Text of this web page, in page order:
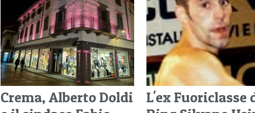
Crema, Alberto Doldi
L'ex Fuoriclasse